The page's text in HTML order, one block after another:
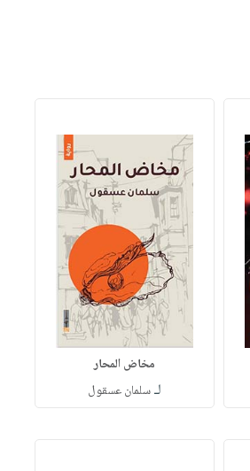
مخاض المحار
لـسلمان عسقول